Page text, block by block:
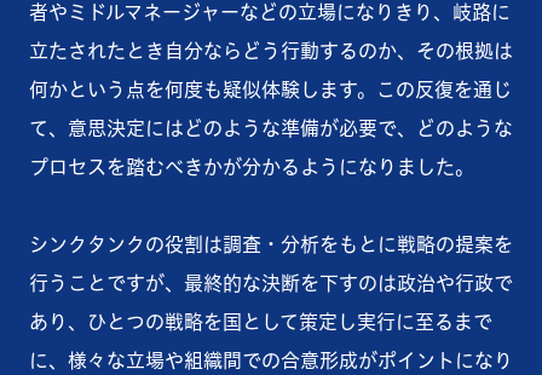
者やミドルマネージャーなどの立場になりきり、岐路に
立たされたとき自分ならどう行動するのか、その根拠は
何かという点を何度も疑似体験します。この反復を通じ
て、意思決定にはどのような準備が必要で、どのような
プロセスを踏むべきかが分かるようになりました。
シンクタンクの役割は調査・分析をもとに戦略の提案を
行うことですが、最終的な決断を下すのは政治や行政で
あり、ひとつの戦略を国として策定し実行に至るまで
に、様々な立場や組織間での合意形成がポイントになり